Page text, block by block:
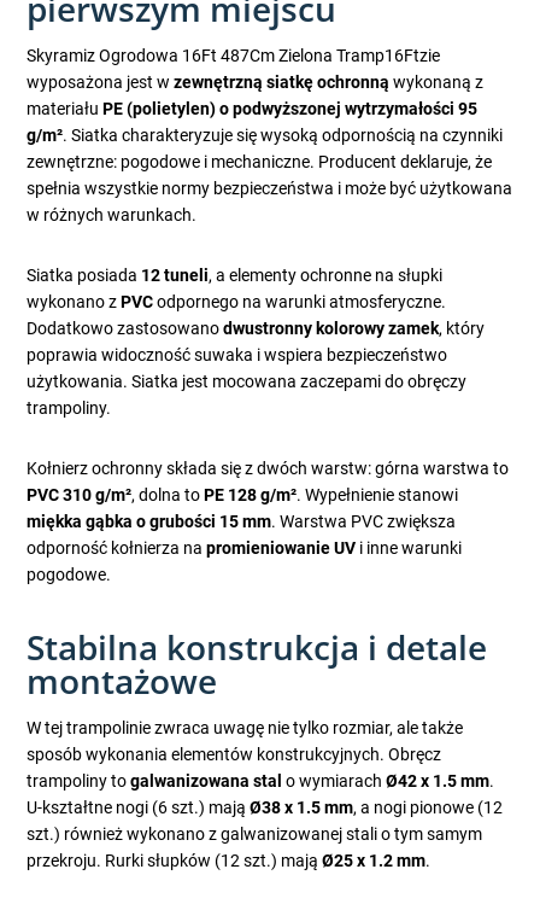
Skyramiz Ogrodowa 16Ft 487Cm Zielona Tramp16Ftzie
wyposażona jest wzewnętrzną siatkę ochronną wykonaną z
materiałuPE (polietylen) o podwyższonej wytrzymałości 95
g/m². Siatka charakteryzuje się wysoką odpornością na czynniki
zewnętrzne: pogodowe i mechaniczne. Producent deklaruje, że
spełnia wszystkie normy bezpieczeństwa i może być użytkowana
w różnych warunkach.
Siatka posiada 12 tuneli, a elementy ochronne na słupki
wykonano zPVCodpornego na warunki atmosferyczne.
Dodatkowo zastosowanodwustronny kolorowy zamek, który
poprawia widoczność suwaka i wspiera bezpieczeństwo
użytkowania. Siatka jest mocowana zaczepami do obręczy
trampoliny.
Kołnierz ochronny składa się z dwóch warstw: górna warstwa to
PVC 310 g/m², dolna toPE 128 g/m². Wypełnienie stanowi
miękka gąbka o grubości 15 mm. Warstwa PVC zwiększa
odporność kołnierza napromieniowanie UV i inne warunki
pogodowe.
Stabilna konstrukcja i detale
montażowe
W tej trampolinie zwraca uwagę nie tylko rozmiar, ale także
sposób wykonania elementów konstrukcyjnych. Obręcz
trampoliny togalwanizowana stal o wymiarachØ42 x 1.5 mm.
U-kształtne nogi (6 szt.) mająØ38 x 1.5 mm, a nogi pionowe (12
szt.) również wykonano z galwanizowanej stali o tym samym
przekroju. Rurki słupków (12 szt.) mająØ25 x 1.2 mm.